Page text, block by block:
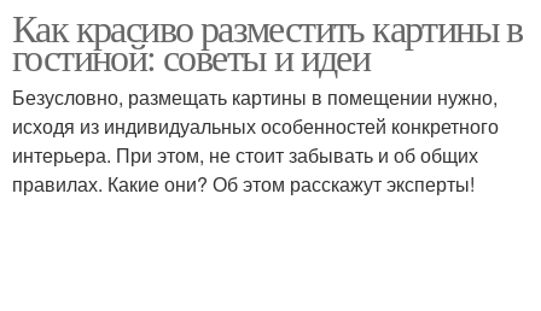
Как красиво разместить картины в
гостиной: советы и идеи
Безусловно, размещать картины в помещении нужно,
исходя из индивидуальных особенностей конкретного
интерьера. При этом, не стоит забывать и об общих
правилах. Какие они? Об этом расскажут эксперты!